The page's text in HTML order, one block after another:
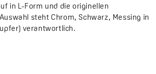
in L-Form und die originellen
steht Chrom, Schwarz, Messing in
verantwortlich.